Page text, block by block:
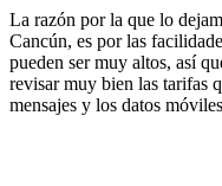
La razón por la que lo
Cancún, es por las
pueden ser muy altos, así
revisar muy bien las tarifas
mensajes y los datos